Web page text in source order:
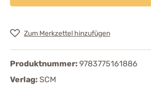
Zum Merkzettel hinzufügen
Produktnummer: 9783775161886
Verlag: SCM